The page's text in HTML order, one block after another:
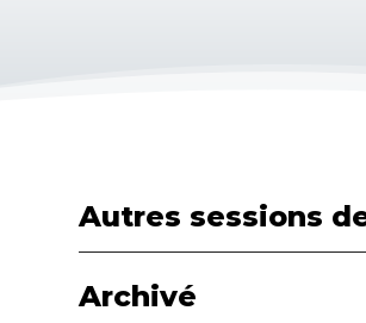
Autres sessions
Archivé